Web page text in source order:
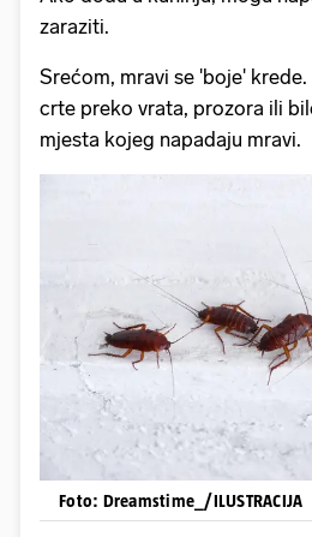
zaraziti.
Srećom, mravi se 'boje'
crte preko vrata, prozora ili
mjesta kojeg napadaju mravi.
Foto: Dreamstime_/ILUSTRACIJA